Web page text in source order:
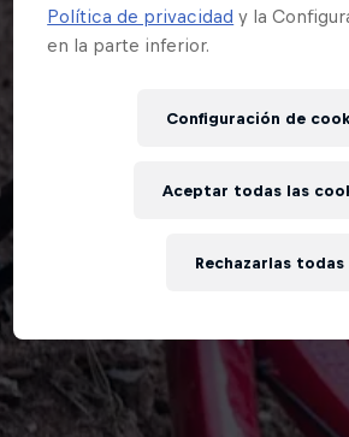
Política de privacidad y la
en la parte inferior.
Configuración de
Rechazarlas todas
Aceptar todas las